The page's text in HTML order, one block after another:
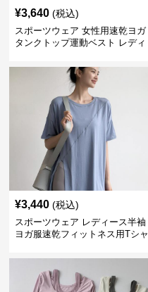
¥3,640 (税込)
スポーツウェア 女性用速乾ヨガ
タンクトップ運動ベスト レディ
¥3,440 (税込)
スポーツウェア レディース半袖
ヨガ服速乾フィットネス用Tシャ